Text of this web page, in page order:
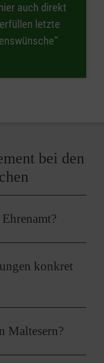
auch direkt
letzte
bei den
den Malteser
Menschen da,
werden. Sie
Moment, in
in Erfüllung
konkret
Malteser
haben die
Maltesern?